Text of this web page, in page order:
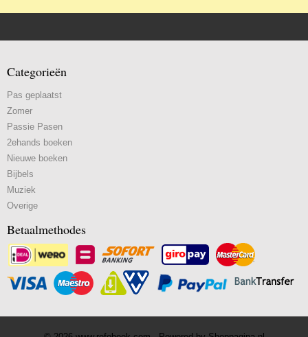
Categorieën
Pas geplaatst
Zomer
Passie Pasen
2ehands boeken
Nieuwe boeken
Bijbels
Muziek
Overige
Betaalmethodes